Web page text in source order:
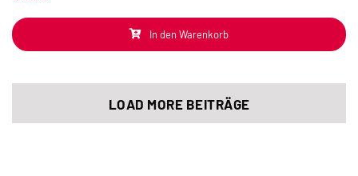
In den Warenkorb
LOAD MORE BEITRÄGE